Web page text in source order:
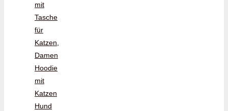
mit
Tasche
für
Katzen,
Damen
Hoodie
mit
Katzen
Hund